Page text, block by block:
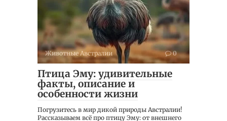
Животные Австралии 0
Птица Эму: удивительные
факты, описание и
особенности жизни
Погрузитесь в мир дикой природы Австралии!
Рассказываем всё про птицу Эму: от внешнего